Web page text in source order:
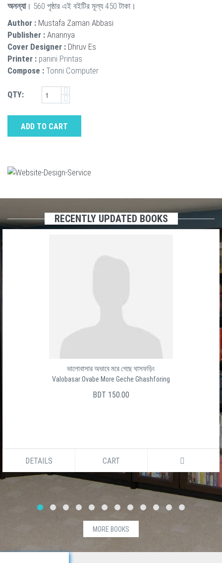
অনন্যা। 560 পৃষ্ঠার এই বইটির মূল্য 450 টাকা।
Author : Mustafa Zaman Abbasi
Publisher : Anannya
Cover Designer : Dhruv Es
Printer : panini Printas
Compose : Tonni Computer
QTY:
ADD TO CART
RECENTLY UPDATED BOOKS
Baro Ghater Shesh Ghat
বার ঘাটের শেষ ঘাট
সালেক উদ্দীন
DETAILS CART
MORE BOOKS